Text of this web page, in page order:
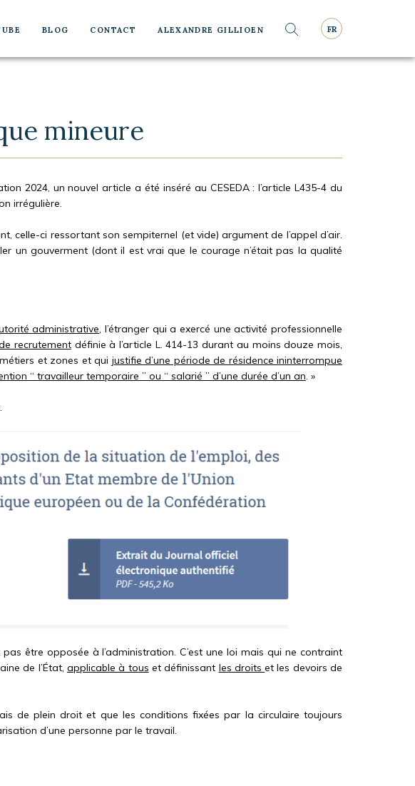
BLOG CONTACT ALEXANDRE GILLIOEN
Rechercher
Rechercher
FR
mineure
2024, un nouvel article a été inséré au CESEDA : l’article L435-4 du
irrégulière.
ci ressortant son sempiternel (et vide) argument de l’appel d’air.
un gouverment (dont il est vrai que le courage n’était pas la qualité
administrative, l’étranger qui a exercé une activité professionnelle
recrutementdéfinie à l’article L. 414-13 durant au moins douze mois,
et zones et qui justifie d’une période de résidence ininterrompue
“ travailleur temporaire ” ou “ salarié ” d’une durée d’un an. »
être opposée à l’administration. C’est une loi mais qui ne contraint
de l’État,applicable à tous et définissant les droitset les devoirs de
de plein droit et que les conditions fixées par la circulaire toujours
d’une personne par le travail.